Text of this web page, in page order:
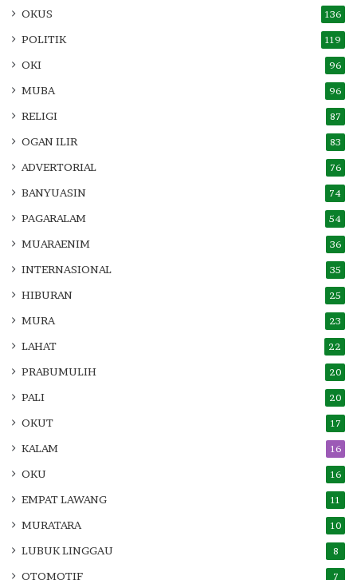
OKUS 136
POLITIK 119
OKI 96
MUBA 96
RELIGI 87
OGAN ILIR 83
ADVERTORIAL 76
BANYUASIN 74
PAGARALAM 54
MUARAENIM 36
INTERNASIONAL 35
HIBURAN 25
MURA 23
LAHAT 22
PRABUMULIH 20
PALI 20
OKUT 17
KALAM 16
OKU 16
EMPAT LAWANG 11
MURATARA 10
LUBUK LINGGAU 8
OTOMOTIF 7